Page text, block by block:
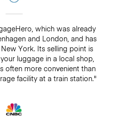
which was already
and London, and has
York. Its selling point is
luggage in a local shop,
often more convenient than
facility at a train station."